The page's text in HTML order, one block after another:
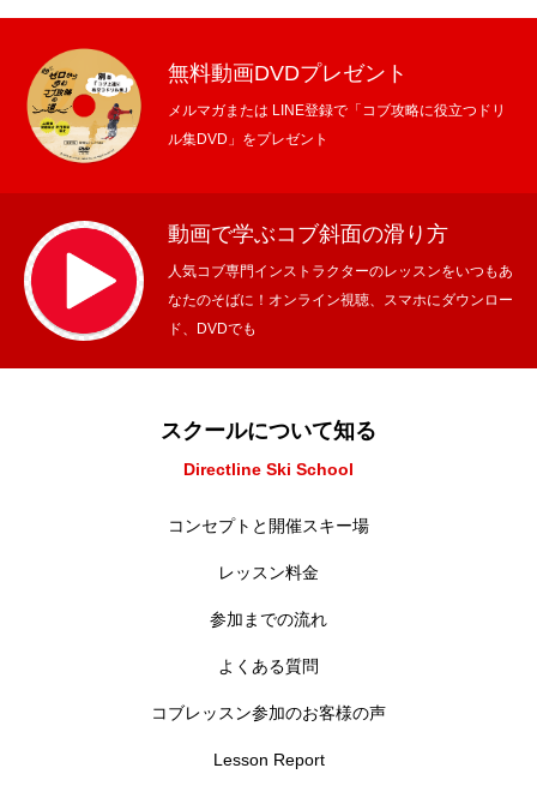
無料動画DVDプレゼント
メルマガまたは LINE登録で「コブ攻略に役立つドリ
ル集DVD」をプレゼント
動画で学ぶコブ斜面の滑り方
人気コブ専門インストラクターのレッスンをいつもあ
なたのそばに！オンライン視聴、スマホにダウンロー
ド、DVDでも
スクールについて知る
Directline Ski School
コンセプトと開催スキー場
レッスン料金
参加までの流れ
よくある質問
コブレッスン参加のお客様の声
Lesson Report